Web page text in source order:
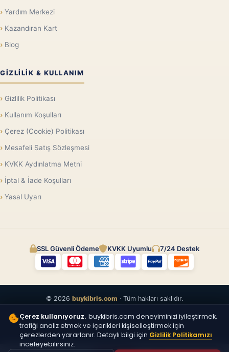
Yardım Merkezi
Kazandıran Kart
Blog
GIZLILIK & KULLANIM
Gizlilik Politikası
Kullanım Koşulları
Çerez (Cookie) Politikası
Mesafeli Satış Sözleşmesi
KVKK Aydınlatma Metni
İptal & İade Koşulları
Yasal Uyarı
SSL Güvenli Ödeme KVKK Uyumlu 7/24 Destek
© 2026 buykibris.com · Tüm hakları saklıdır.
Çerez kullanıyoruz. buykibris.com deneyiminizi iyileştirmek,
trafiği analiz etmek ve içerikleri kişiselleştirmek için
çerezlerden yararlanır. Detaylı bilgi için Gizlilik Politikamızı
inceleyebilirsiniz.